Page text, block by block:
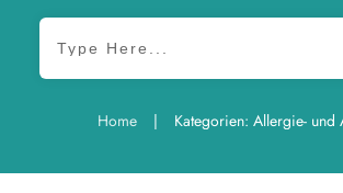
Home |